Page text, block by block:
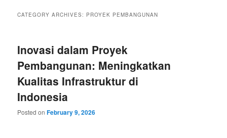
CATEGORY ARCHIVES: PROYEK PEMBANGUNAN
Inovasi dalam Proyek
Pembangunan: Meningkatkan
Kualitas Infrastruktur di
Indonesia
Posted onFebruary 9, 2026